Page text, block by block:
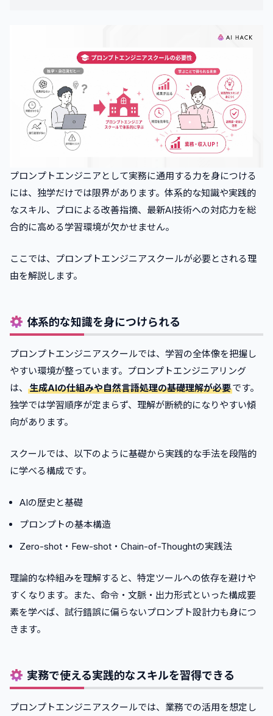
プロンプトエンジニアとして実務に通用する力を身につける
には、独学だけでは限界があります。体系的な知識や実践的
なスキル、プロによる改善指摘、最新AI技術への対応力を総
合的に高める学習環境が欠かせません。
ここでは、プロンプトエンジニアスクールが必要とされる理
由を解説します。
体系的な知識を身につけられる
プロンプトエンジニアスクールでは、学習の全体像を把握し
やすい環境が整っています。プロンプトエンジニアリング
は、
生成AIの仕組みや自然言語処理の基礎理解が必要です。
独学では学習順序が定まらず、理解が断続的になりやすい傾
向があります。
スクールでは、以下のように基礎から実践的な手法を段階的
に学べる構成です。
AIの歴史と基礎
プロンプトの基本構造
Zero-shot・Few-shot・Chain-of-Thoughtの実践法
理論的な枠組みを理解すると、特定ツールへの依存を避けや
すくなります。また、命令・文脈・出力形式といった構成要
素を学べば、試行錯誤に偏らないプロンプト設計力も身につ
きます。
実務で使える実践的なスキルを習得できる
プロンプトエンジニアスクールでは、業務での活用を想定し